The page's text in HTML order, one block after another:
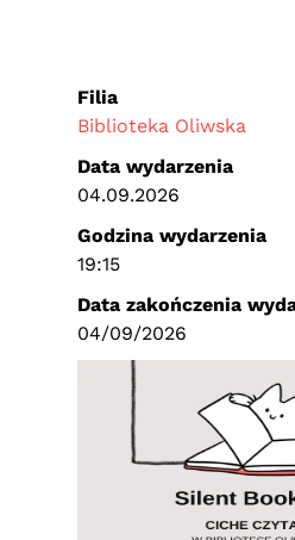
Filia
Biblioteka Oliwska
Data wydarzenia
04.09.2026
Godzina wydarzenia
19:15
Data zakończenia
04/09/2026